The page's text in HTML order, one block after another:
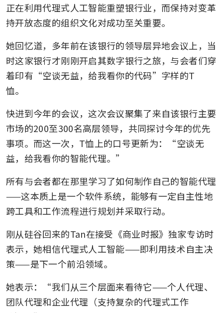
正在利用代理式人工智能重塑银行业，而保持对变革
持开放态度的组织文化对成功至关重要。
她回忆道，多年前在该银行的领导层异地会议上，当
时这家银行才刚刚开启其数字银行之旅，与会者们穿
着印有“空谈无益，给我看你的代码”字样的T
恤。
快进到今年的会议，这次会议聚集了来自该银行主要
市场的200至300名高层领导，共同探讨今年的优先
事项。而这一次，T恤上的口号更新为：“空谈无
益，给我看你的智能代理。”
所有与会者都在那里学习了如何制作自己的智能代理
——这本质上是一个软件系统，能够有一定自主性地
跨工具和工作流程进行规划并采取行动。
刚从硅谷回来的Tan在接受《商业时报》独家专访时
表示，她相信代理式人工智能——即利用技术自主决
策——是下一个前沿领域。
她表示：“我们从三个层面来看待它——个人代理、
团队代理和企业代理（支持复杂的代理式工作